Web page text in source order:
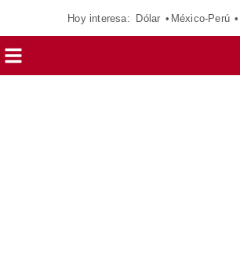
Hoy interesa: Dólar México-Perú